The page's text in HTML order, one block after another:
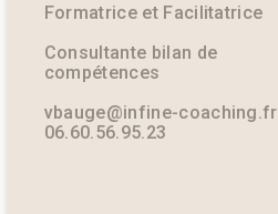
Formatrice et Facilitatrice
Consultante bilan de
compétences
vbauge@infine-coaching.fr
06.60.56.95.23